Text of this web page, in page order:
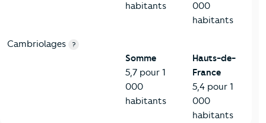
habitants
000
habitants
Cambriolages ?
Somme
5,7 pour 1
000
habitants
Hauts-de-
France
5,4 pour 1
000
habitants